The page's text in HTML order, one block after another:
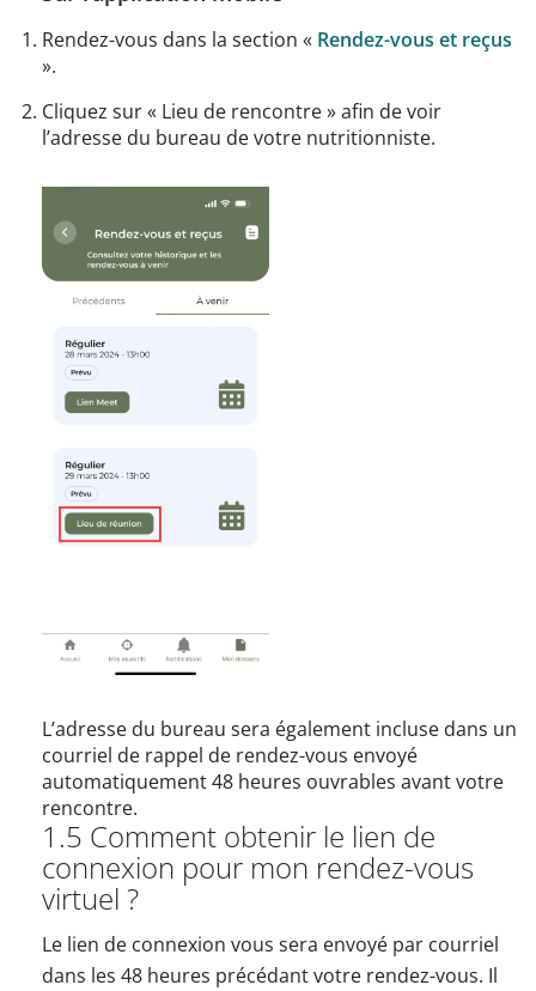
Rendez-vous dans la section « Rendez-vous et reçus
».
Cliquez sur « Lieu de rencontre » afin de voir
l’adresse du bureau de votre nutritionniste.
L’adresse du bureau sera également incluse dans un
courriel de rappel de rendez-vous envoyé
automatiquement 48 heures ouvrables avant votre
rencontre.
1.5 Comment obtenir le lien de
connexion pour mon rendez-vous
virtuel ?
Le lien de connexion vous sera envoyé par courriel
dans les 48 heures précédant votre rendez-vous. Il